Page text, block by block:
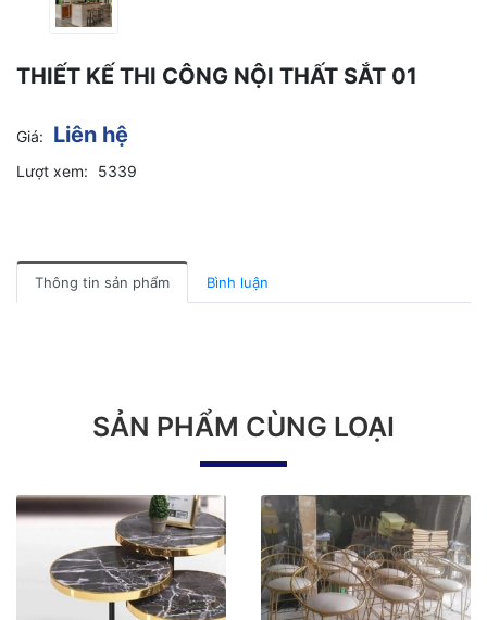
THIẾT KẾ THI CÔNG NỘI THẤT SẮT 01
Giá: Liên hệ
Lượt xem: 5339
Thông tin sản phẩm Bình luận
SẢN PHẨM CÙNG LOẠI